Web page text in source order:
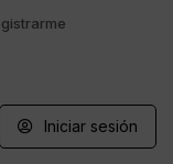
Iniciar sesión